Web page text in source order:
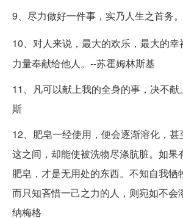
9、尽力做好一件事，实乃人生之首务
10、对人来说，最大的欢乐，最大的幸
力量奉献给他人。--苏霍姆林斯基
11、凡可以献上我的全身的事，决不献
斯
12、肥皂一经使用，便会逐渐溶化，
这之间，却能使被洗物尽涤肮脏。如果
肥皂，才是无用处的东西。不知自我牺
而只知吝惜一己之力的人，则宛如不会
纳梅格